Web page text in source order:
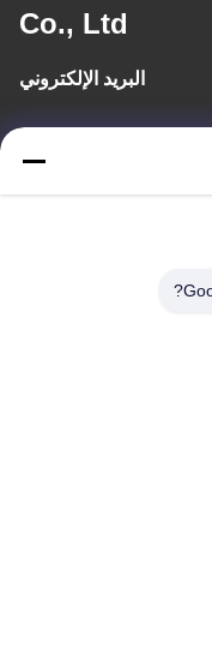
Co., Ltd
البريد الإلكتروني